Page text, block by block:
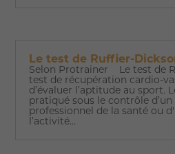
Le test de Ruffier-
Selon Protrainer Le test de
test de récupération cardio-
d’évaluer l’aptitude au sport.
pratiqué sous le contrôle
professionnel de la santé ou
l’activité...